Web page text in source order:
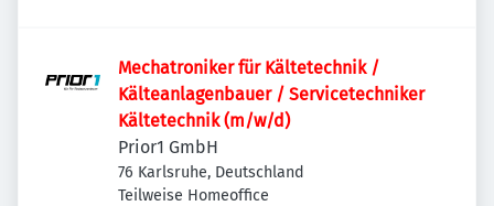
Mechatroniker für Kältetechnik /
Kälteanlagenbauer / Servicetechniker
Kältetechnik (m/w/d)
Prior1 GmbH
76 Karlsruhe, Deutschland
Teilweise Homeoffice